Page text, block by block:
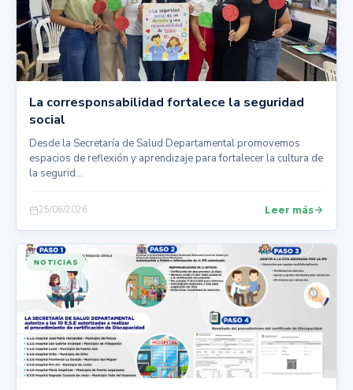
La corresponsabilidad fortalece la seguridad
social
Desde la Secretaría de Salud Departamental promovemos
espacios de reflexión y aprendizaje para fortalecer la cultura de
la segurid...
25/06/2026 Leer más
NOTICIAS